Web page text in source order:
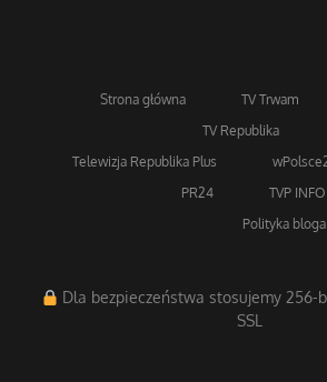
Strona główna TV Trwam
TV Republika
Telewizja Republika Plus
PR24
TVP INFO
Polityka
Dla bezpieczeństwa stosujemy 256-
SSL